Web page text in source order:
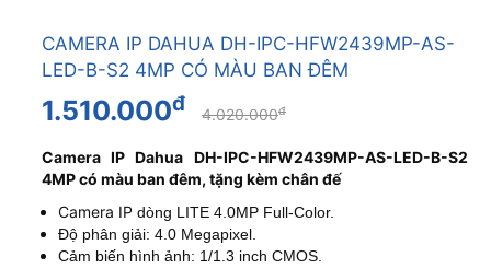
CAMERA IP DAHUA DH-IPC-HFW2439MP-AS-
LED-B-S2 4MP CÓ MÀU BAN ĐÊM
1.510.000đ 4.020.000đ
Camera IP Dahua DH-IPC-HFW2439MP-AS-LED-B-S2
4MP có màu ban đêm, tặng kèm chân đế
Camera IP dòng LITE 4.0MP Full-Color.
Độ phân giải: 4.0 Megapixel.
Cảm biến hình ảnh: 1/1.3 inch CMOS.